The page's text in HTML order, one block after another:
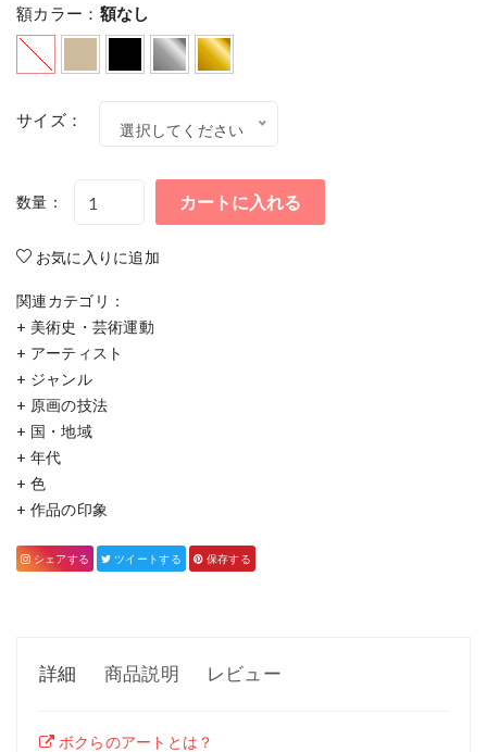
額カラー： 額なし
サイズ：
選択してください
数量： カートに入れる
お気に入りに追加
関連カテゴリ：
+ 美術史・芸術運動
+ アーティスト
+ ジャンル
+ 原画の技法
+ 国・地域
+ 年代
+ 色
+ 作品の印象
シェアする ツイートする 保存する
詳細 商品説明 レビュー
ボクらのアートとは？